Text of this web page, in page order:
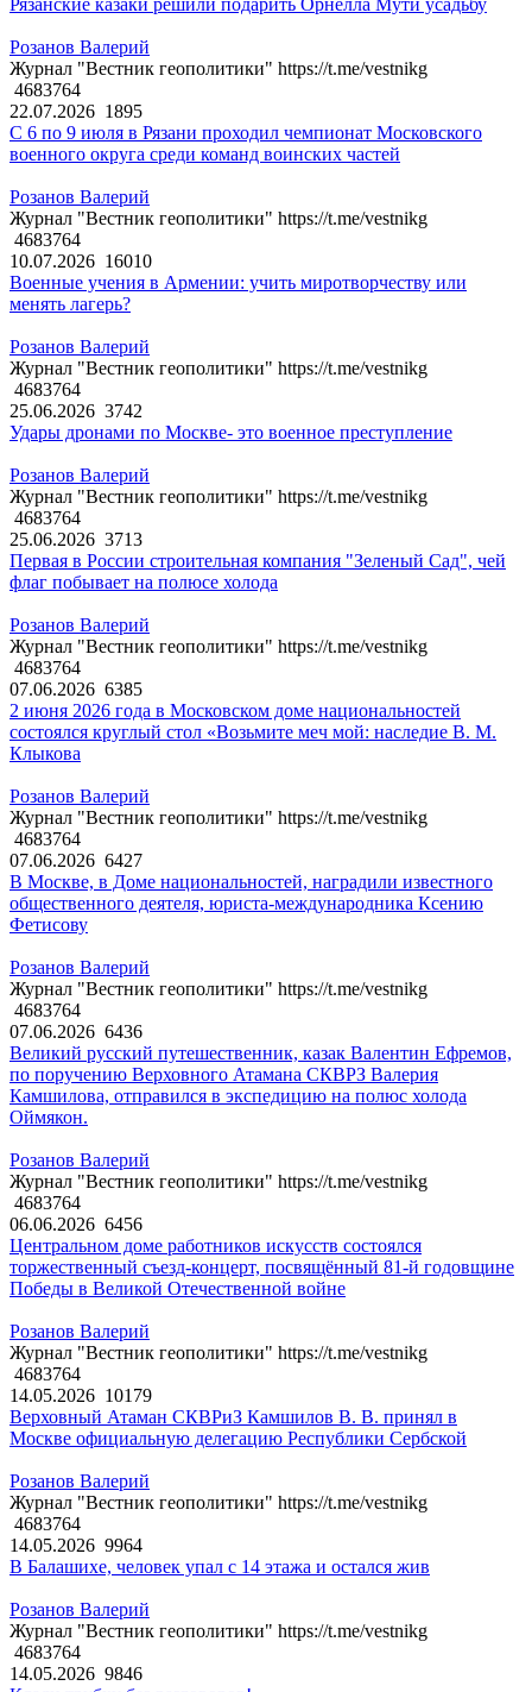
Рязанские казаки решили подарить Орнелла Мути усадьбу
Розанов Валерий
Журнал "Вестник геополитики" https://t.me/vestnikg
4683764
22.07.2026 1895
С 6 по 9 июля в Рязани проходил чемпионат Московского
военного округа среди команд воинских частей
Розанов Валерий
Журнал "Вестник геополитики" https://t.me/vestnikg
4683764
10.07.2026 16010
Военные учения в Армении: учить миротворчеству или
менять лагерь?
Розанов Валерий
Журнал "Вестник геополитики" https://t.me/vestnikg
4683764
25.06.2026 3742
Удары дронами по Москве- это военное преступление
Розанов Валерий
Журнал "Вестник геополитики" https://t.me/vestnikg
4683764
25.06.2026 3713
Первая в России строительная компания "Зеленый Сад", чей
флаг побывает на полюсе холода
Розанов Валерий
Журнал "Вестник геополитики" https://t.me/vestnikg
4683764
07.06.2026 6385
2 июня 2026 года в Московском доме национальностей
состоялся круглый стол «Возьмите меч мой: наследие В. М.
Клыкова
Розанов Валерий
Журнал "Вестник геополитики" https://t.me/vestnikg
4683764
07.06.2026 6427
В Москве, в Доме национальностей, наградили известного
общественного деятеля, юриста-международника Ксению
Фетисову
Розанов Валерий
Журнал "Вестник геополитики" https://t.me/vestnikg
4683764
07.06.2026 6436
Великий русский путешественник, казак Валентин Ефремов,
по поручению Верховного Атамана СКВРЗ Валерия
Камшилова, отправился в экспедицию на полюс холода
Оймякон.
Розанов Валерий
Журнал "Вестник геополитики" https://t.me/vestnikg
4683764
06.06.2026 6456
Центральном доме работников искусств состоялся
торжественный съезд-концерт, посвящённый 81-й годовщине
Победы в Великой Отечественной войне
Розанов Валерий
Журнал "Вестник геополитики" https://t.me/vestnikg
4683764
14.05.2026 10179
Верховный Атаман СКВРиЗ Камшилов В. В. принял в
Москве официальную делегацию Республики Сербской
Розанов Валерий
Журнал "Вестник геополитики" https://t.me/vestnikg
4683764
14.05.2026 9964
В Балашихе, человек упал с 14 этажа и остался жив
Розанов Валерий
Журнал "Вестник геополитики" https://t.me/vestnikg
4683764
14.05.2026 9846